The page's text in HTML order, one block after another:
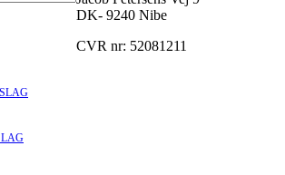
DK- 9240 Nibe
CVR nr: 52081211